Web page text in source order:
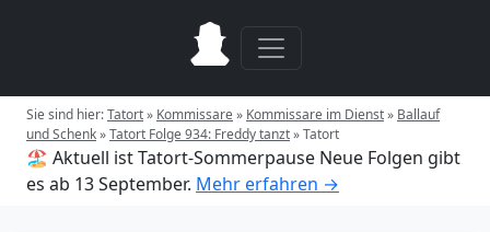
Sie sind hier:Tatort» Kommissare» Kommissare im Dienst» Ballauf
und Schenk»Tatort Folge 934: Freddy tanzt»Tatort
🏖️ Aktuell ist Tatort-Sommerpause Neue Folgen gibt
es ab 13 September. Mehr erfahren →